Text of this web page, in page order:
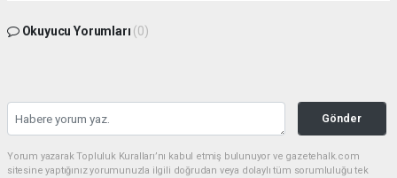
Okuyucu Yorumları (0)
Gönder
Yorum yazarak Topluluk Kuralları’nı kabul etmiş bulunuyor ve gazetehalk.com
sitesine yaptığınız yorumunuzla ilgili doğrudan veya dolaylı tüm sorumluluğu tek